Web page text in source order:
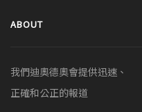
ABOUT
我們迪奧德奧會提供迅速、
正確和公正的報道